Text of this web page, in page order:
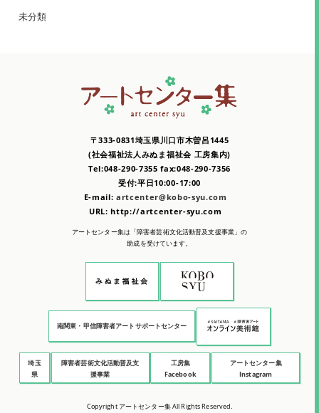
未分類
〒333-0831埼玉県川口市木曽呂1445
(社会福祉法人みぬま福祉会 工房集内)
Tel:048-290-7355 fax:048-290-7356
受付:平日10:00-17:00
E-mail: artcenter@kobo-syu.com
URL: http://artcenter-syu.com
アートセンター集は「障害者芸術文化活動普及支援事業」の
助成を受けています。
南関東・甲信障害者アートサポートセンター
埼玉
県
障害者芸術文化活動普及支
援事業
工房集
Facebook
アートセンター集
Instagram
Copyright アートセンター集 All Rights Reserved.